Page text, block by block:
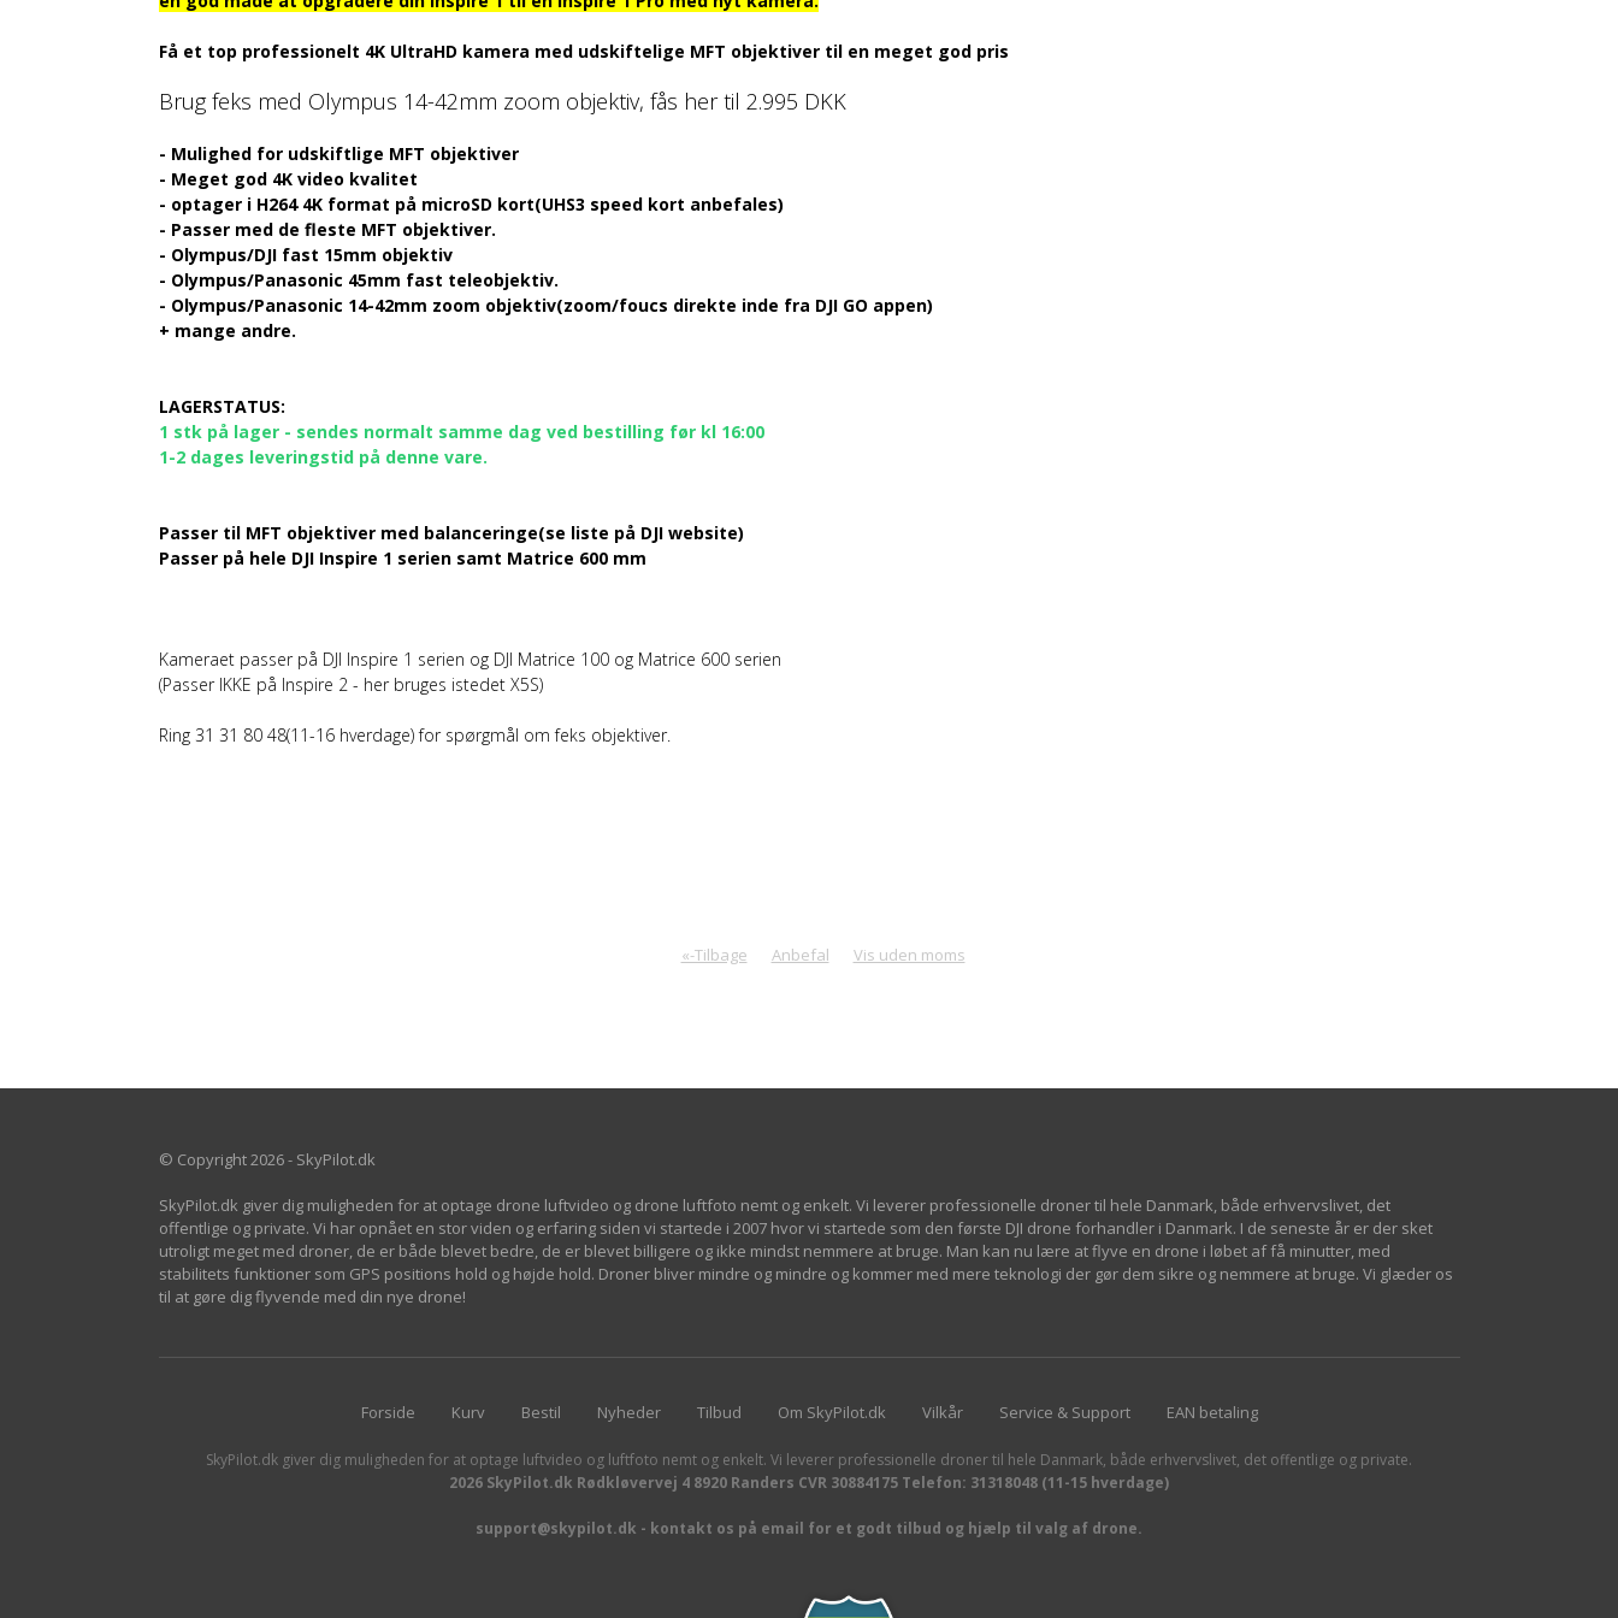
Få et top professionelt 4K UltraHD kamera med udskiftelige MFT objektiver til en meget god pris
Brug feks med Olympus 14-42mm zoom objektiv, fås her til 2.995 DKK
- Mulighed for udskiftlige MFT objektiver
- Meget god 4K video kvalitet
- optager i H264 4K format på microSD kort(UHS3 speed kort anbefales)
- Passer med de fleste MFT objektiver.
- Olympus/DJI fast 15mm objektiv
- Olympus/Panasonic 45mm fast teleobjektiv.
- Olympus/Panasonic 14-42mm zoom objektiv(zoom/foucs direkte inde fra DJI GO appen)
+ mange andre.
LAGERSTATUS:
1 stk på lager - sendes normalt samme dag ved bestilling før kl 16:00
1-2 dages leveringstid på denne vare.
Passer til MFT objektiver med balanceringe(se liste på DJI website)
Passer på hele DJI Inspire 1 serien samt Matrice 600 mm
Kameraet passer på DJI Inspire 1 serien og DJI Matrice 100 og Matrice 600 serien
(Passer IKKE på Inspire 2 - her bruges istedet X5S)
Ring 31 31 80 48(11-16 hverdage) for spørgmål om feks objektiver.
«-Tilbage Anbefal Vis uden moms
© Copyright 2026 - SkyPilot.dk
SkyPilot.dk giver dig muligheden for at optage drone luftvideo og drone luftfoto nemt og enkelt. Vi leverer professionelle droner til hele Danmark, både erhvervslivet, det
offentlige og private. Vi har opnået en stor viden og erfaring siden vi startede i 2007 hvor vi startede som den første DJI drone forhandler i Danmark. I de seneste år er der sket
utroligt meget med droner, de er både blevet bedre, de er blevet billigere og ikke mindst nemmere at bruge. Man kan nu lære at flyve en drone i løbet af få minutter, med
stabilitets funktioner som GPS positions hold og højde hold. Droner bliver mindre og mindre og kommer med mere teknologi der gør dem sikre og nemmere at bruge. Vi glæder os
til at gøre dig flyvende med din nye drone!
Forside Kurv Bestil Nyheder Tilbud Om SkyPilot.dk Vilkår Service & Support EAN betaling
SkyPilot.dk giver dig muligheden for at optage luftvideo og luftfoto nemt og enkelt. Vi leverer professionelle droner til hele Danmark, både erhvervslivet, det offentlige og private.
2026 SkyPilot.dk Rødkløvervej 4 8920 Randers CVR 30884175 Telefon: 31318048 (11-15 hverdage)
support@skypilot.dk - kontakt os på email for et godt tilbud og hjælp til valg af drone.